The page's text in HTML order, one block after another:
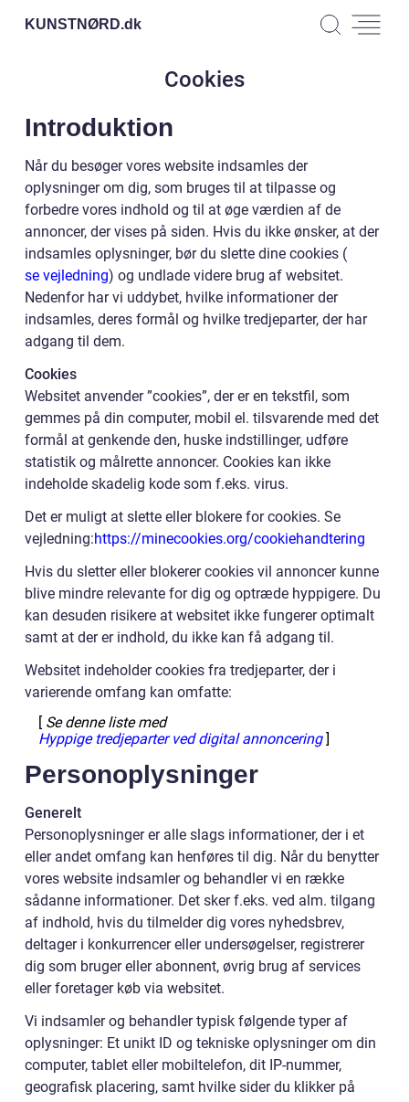
KUNSTNØRD.dk
Cookies
Introduktion
Når du besøger vores website indsamles der
oplysninger om dig, som bruges til at tilpasse og
forbedre vores indhold og til at øge værdien af de
annoncer, der vises på siden. Hvis du ikke ønsker, at der
indsamles oplysninger, bør du slette dine cookies (
se vejledning) og undlade videre brug af websitet.
Nedenfor har vi uddybet, hvilke informationer der
indsamles, deres formål og hvilke tredjeparter, der har
adgang til dem.
Cookies
Websitet anvender ”cookies”, der er en tekstfil, som
gemmes på din computer, mobil el. tilsvarende med det
formål at genkende den, huske indstillinger, udføre
statistik og målrette annoncer. Cookies kan ikke
indeholde skadelig kode som f.eks. virus.
Det er muligt at slette eller blokere for cookies. Se
vejledning:https://minecookies.org/cookiehandtering
Hvis du sletter eller blokerer cookies vil annoncer kunne
blive mindre relevante for dig og optræde hyppigere. Du
kan desuden risikere at websitet ikke fungerer optimalt
samt at der er indhold, du ikke kan få adgang til.
Websitet indeholder cookies fra tredjeparter, der i
varierende omfang kan omfatte:
[ Se denne liste med
Hyppige tredjeparter ved digital annoncering]
Personoplysninger
Generelt
Personoplysninger er alle slags informationer, der i et
eller andet omfang kan henføres til dig. Når du benytter
vores website indsamler og behandler vi en række
sådanne informationer. Det sker f.eks. ved alm. tilgang
af indhold, hvis du tilmelder dig vores nyhedsbrev,
deltager i konkurrencer eller undersøgelser, registrerer
dig som bruger eller abonnent, øvrig brug af services
eller foretager køb via websitet.
Vi indsamler og behandler typisk følgende typer af
oplysninger: Et unikt ID og tekniske oplysninger om din
computer, tablet eller mobiltelefon, dit IP-nummer,
geografisk placering, samt hvilke sider du klikker på